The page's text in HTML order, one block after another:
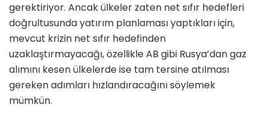
gerektiriyor. Ancak ülkeler zaten net sıfır hedefleri
doğrultusunda yatırım planlaması yaptıkları için,
mevcut krizin net sıfır hedefinden
uzaklaştırmayacağı, özellikle AB gibi Rusya’dan gaz
alımını kesen ülkelerde ise tam tersine atılması
gereken adımları hızlandıracağını söylemek
mümkün.